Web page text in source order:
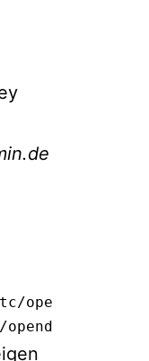
opendkim/
opendkim/